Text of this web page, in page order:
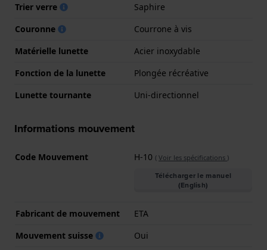
Trier verre
Saphire
Couronne
Courrone à vis
Matérielle lunette
Acier inoxydable
Fonction de la lunette
Plongée récréative
Lunette tournante
Uni-directionnel
Informations mouvement
Code Mouvement H-10 ( Voir les spécifications )
Télécharger le manuel
(English)
Fabricant de mouvement
ETA
Mouvement suisse
Oui